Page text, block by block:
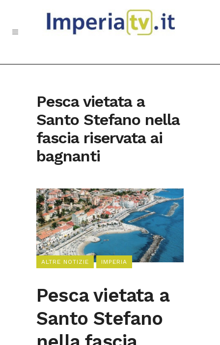
Pesca vietata a
Santo Stefano nella
fascia riservata ai
bagnanti
ALTRE NOTIZIE IMPERIA
Pesca vietata a
Santo Stefano